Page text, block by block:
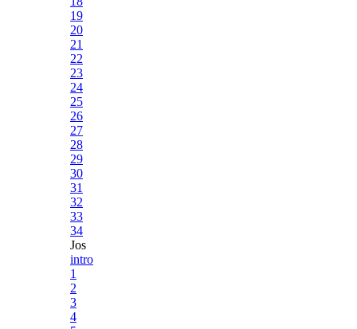
19
20
21
22
23
24
25
26
27
28
29
30
31
32
33
34
Jos
intro
1
2
3
4